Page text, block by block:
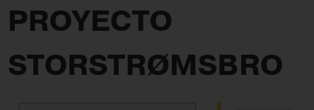
PROYECTO
STORSTRØMSBRO